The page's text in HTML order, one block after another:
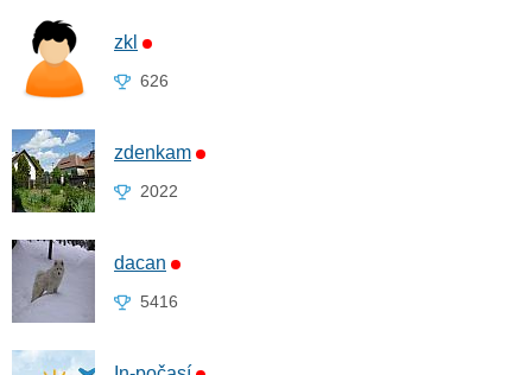
zkl
626
zdenkam
2022
dacan
5416